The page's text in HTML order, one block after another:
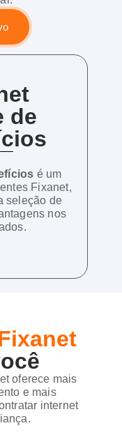
de
é um
Fixanet,
seleção de
nos
oferece mais
e mais
internet